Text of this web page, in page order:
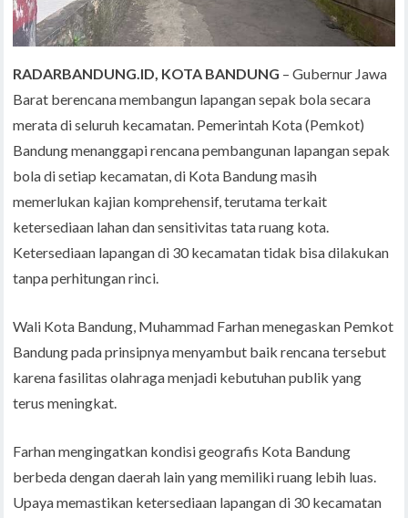
RADARBANDUNG.ID, KOTA BANDUNG – Gubernur Jawa
Barat berencana membangun lapangan sepak bola secara
merata di seluruh kecamatan. Pemerintah Kota (Pemkot)
Bandung menanggapi rencana pembangunan lapangan sepak
bola di setiap kecamatan, di Kota Bandung masih
memerlukan kajian komprehensif, terutama terkait
ketersediaan lahan dan sensitivitas tata ruang kota.
Ketersediaan lapangan di 30 kecamatan tidak bisa dilakukan
tanpa perhitungan rinci.
Wali Kota Bandung, Muhammad Farhan menegaskan Pemkot
Bandung pada prinsipnya menyambut baik rencana tersebut
karena fasilitas olahraga menjadi kebutuhan publik yang
terus meningkat.
Farhan mengingatkan kondisi geografis Kota Bandung
berbeda dengan daerah lain yang memiliki ruang lebih luas.
Upaya memastikan ketersediaan lapangan di 30 kecamatan